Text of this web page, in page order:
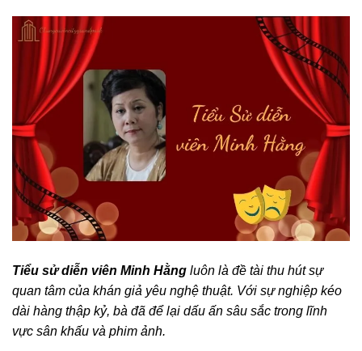
Tiểu sử diễn viên Minh Hằng luôn là đề tài thu hút sự
quan tâm của khán giả yêu nghệ thuật. Với sự nghiệp kéo
dài hàng thập kỷ, bà đã để lại dấu ấn sâu sắc trong lĩnh
vực sân khấu và phim ảnh.